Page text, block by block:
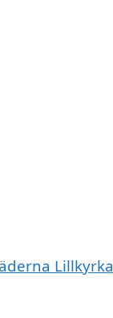
Lillkyrka